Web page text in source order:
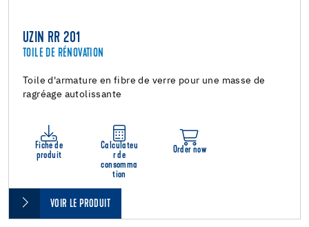
UZIN RR 201
TOILE DE RÉNOVATION
Toile d'armature en fibre de verre pour une masse de
ragréage autolissante
Fiche de
produit
Calculateu
r de
consomma
tion
Order now
VOIR LE PRODUIT